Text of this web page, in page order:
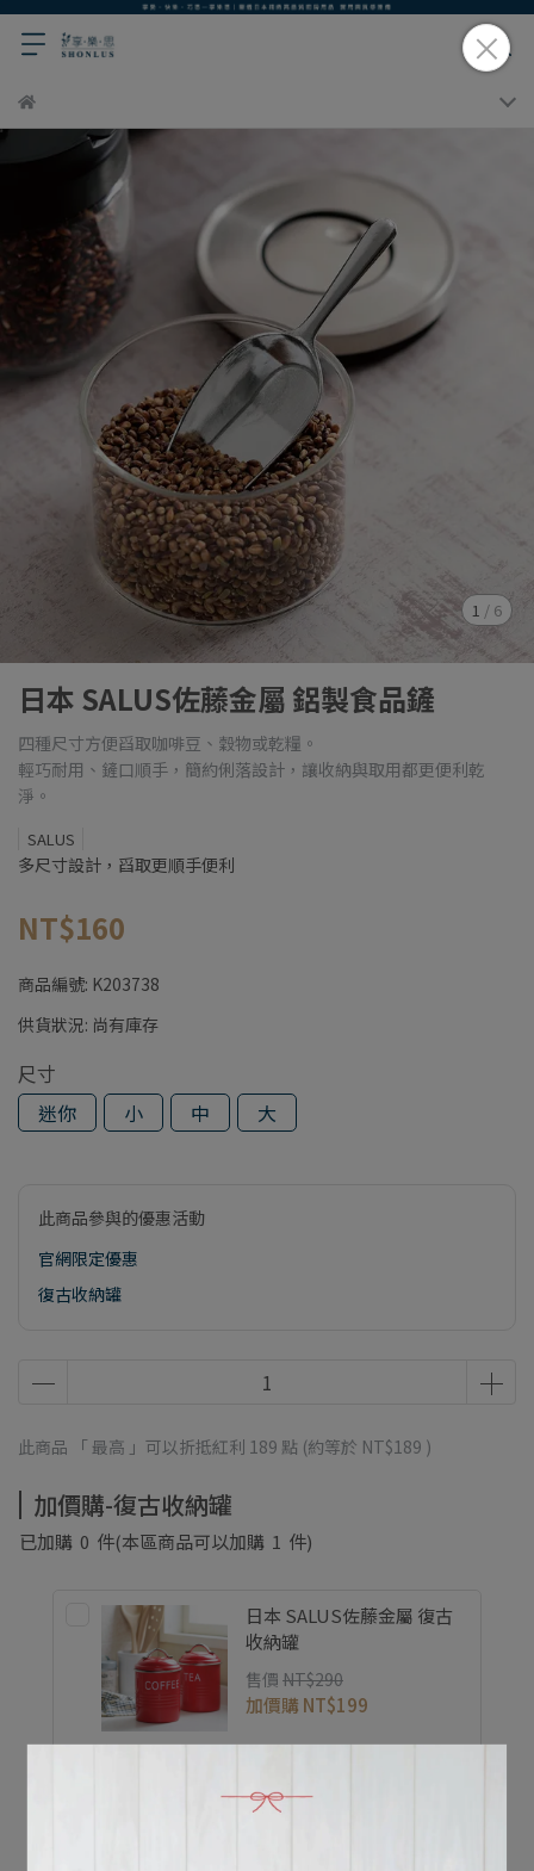
1 / 6
日本 SALUS佐藤金屬 鋁製食品鏟
四種尺寸方便舀取咖啡豆、穀物或乾糧。
輕巧耐用、鏟口順手，簡約俐落設計，讓收納與取用都更便利乾
淨。
SALUS
多尺寸設計，舀取更順手便利
NT$160
商品編號: K203738
供貨狀況: 尚有庫存
尺寸
迷你
小 中 大
此商品參與的優惠活動
官網限定優惠
復古收納罐
此商品 「 最高 」可以折抵紅利 189 點 (約等於 NT$189 )
加價購-復古收納罐
已加購 0 件(本區商品可以加購 1 件)
日本 SALUS佐藤金屬 復古
收納罐
售價 NT$290
加價購 NT$199